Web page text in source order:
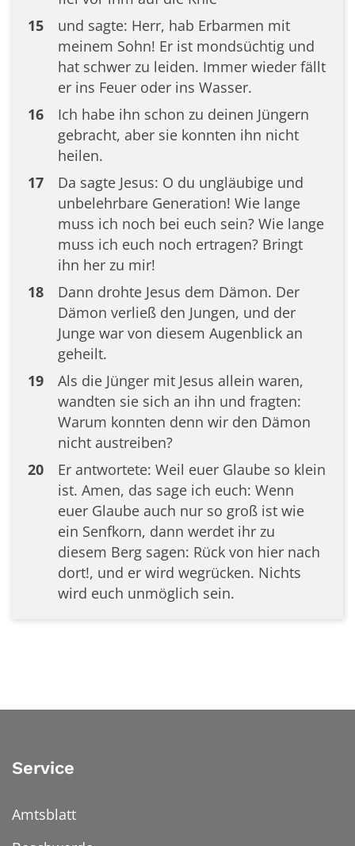
15
und sagte: Herr, hab Erbarmen mit
meinem Sohn! Er ist mondsüchtig und
hat schwer zu leiden. Immer wieder fällt
er ins Feuer oder ins Wasser.
16
Ich habe ihn schon zu deinen Jüngern
gebracht, aber sie konnten ihn nicht
heilen.
17
Da sagte Jesus: O du ungläubige und
unbelehrbare Generation! Wie lange
muss ich noch bei euch sein? Wie lange
muss ich euch noch ertragen? Bringt
ihn her zu mir!
18
Dann drohte Jesus dem Dämon. Der
Dämon verließ den Jungen, und der
Junge war von diesem Augenblick an
geheilt.
19
Als die Jünger mit Jesus allein waren,
wandten sie sich an ihn und fragten:
Warum konnten denn wir den Dämon
nicht austreiben?
20
Er antwortete: Weil euer Glaube so klein
ist. Amen, das sage ich euch: Wenn
euer Glaube auch nur so groß ist wie
ein Senfkorn, dann werdet ihr zu
diesem Berg sagen: Rück von hier nach
dort!, und er wird wegrücken. Nichts
wird euch unmöglich sein.
Service
Amtsblatt